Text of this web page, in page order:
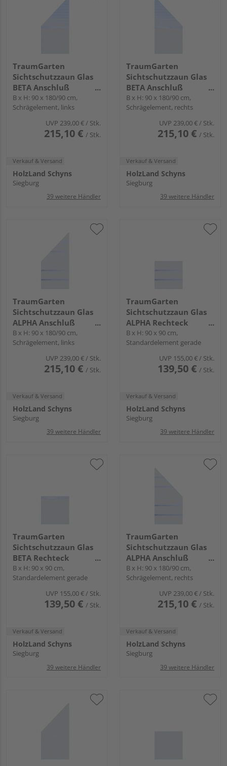
TraumGarten
Sichtschutzzaun Glas
BETA Anschluß
transparent "SYSTEM
GLAS"
B x H: 90 x 180/90 cm,
Schrägelement, links
UVP 239,00 €/ Stk.
215,10 € / Stk.
Verkauf & Versand
HolzLand Schyns
Siegburg
39 weitere Händler
TraumGarten
Sichtschutzzaun Glas
BETA Anschluß
transparent "SYSTEM
GLAS"
B x H: 90 x 180/90 cm,
Schrägelement, rechts
UVP 239,00 €/ Stk.
215,10 € / Stk.
Verkauf & Versand
HolzLand Schyns
Siegburg
39 weitere Händler
TraumGarten
Sichtschutzzaun Glas
ALPHA Anschluß
transparent "SYSTEM
GLAS"
B x H: 90 x 180/90 cm,
Schrägelement, links
UVP 239,00 €/ Stk.
215,10 € / Stk.
Verkauf & Versand
HolzLand Schyns
Siegburg
39 weitere Händler
TraumGarten
Sichtschutzzaun Glas
ALPHA Rechteck
transparent "SYSTEM
GLAS"
B x H: 90 x 90 cm,
Standardelement gerade
UVP 155,00 €/ Stk.
139,50 € / Stk.
Verkauf & Versand
HolzLand Schyns
Siegburg
39 weitere Händler
TraumGarten
Sichtschutzzaun Glas
BETA Rechteck
transparent "SYSTEM
GLAS"
B x H: 90 x 90 cm,
Standardelement gerade
UVP 155,00 €/ Stk.
139,50 € / Stk.
Verkauf & Versand
HolzLand Schyns
Siegburg
39 weitere Händler
TraumGarten
Sichtschutzzaun Glas
ALPHA Anschluß
transparent "SYSTEM
GLAS"
B x H: 90 x 180/90 cm,
Schrägelement, rechts
UVP 239,00 €/ Stk.
215,10 € / Stk.
Verkauf & Versand
HolzLand Schyns
Siegburg
39 weitere Händler